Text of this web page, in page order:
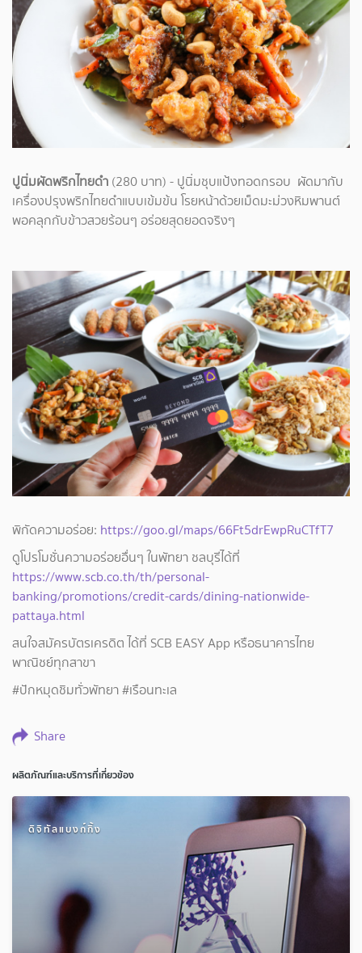
ปูนิ่มผัดพริกไทยดำ (280 บาท)​ - ปูนิ่มชุบแป้งทอดกรอบ ผัดมากับ
เครื่องปรุงพริกไทยดำแบบเข้มข้น โรยหน้าด้วยเม็ดมะม่วงหิมพานต์
พอคลุกกับข้าวสวยร้อนๆ อร่อยสุดยอดจริงๆ
พิกัดความอร่อย: https://goo.gl/maps/66Ft5drEwpRuCTfT7
ดูโปรโมชั่นความอร่อยอื่นๆ ในพัทยา ชลบุรีได้ที่
https://www.scb.co.th/th/personal-
banking/promotions/credit-cards/dining-nationwide-
pattaya.html
สนใจสมัครบัตรเครดิต ได้ที่ SCB EASY App หรือธนาคารไทย
พาณิชย์ทุกสาขา
#ปักหมุดชิมทั่วพัทยา #เรือนทะเล
Share
ผลิตภัณฑ์และบริการที่เกี่ยวข้อง
ดิจิทัลแบงก์กิ้ง